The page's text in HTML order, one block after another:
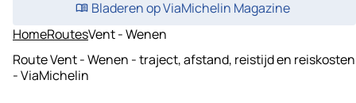
Bladeren op ViaMichelin Magazine
HomeRoutesVent - Wenen
Route Vent - Wenen - traject, afstand, reistijd en reiskosten
- ViaMichelin